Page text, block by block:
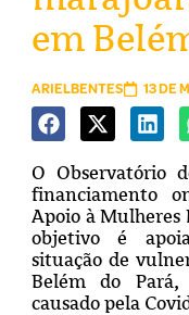
em
ARIELBENTES 13 DE
O Observatório
financiamento
Apoio à
objetivo é
situação de
Belém do
causado pela